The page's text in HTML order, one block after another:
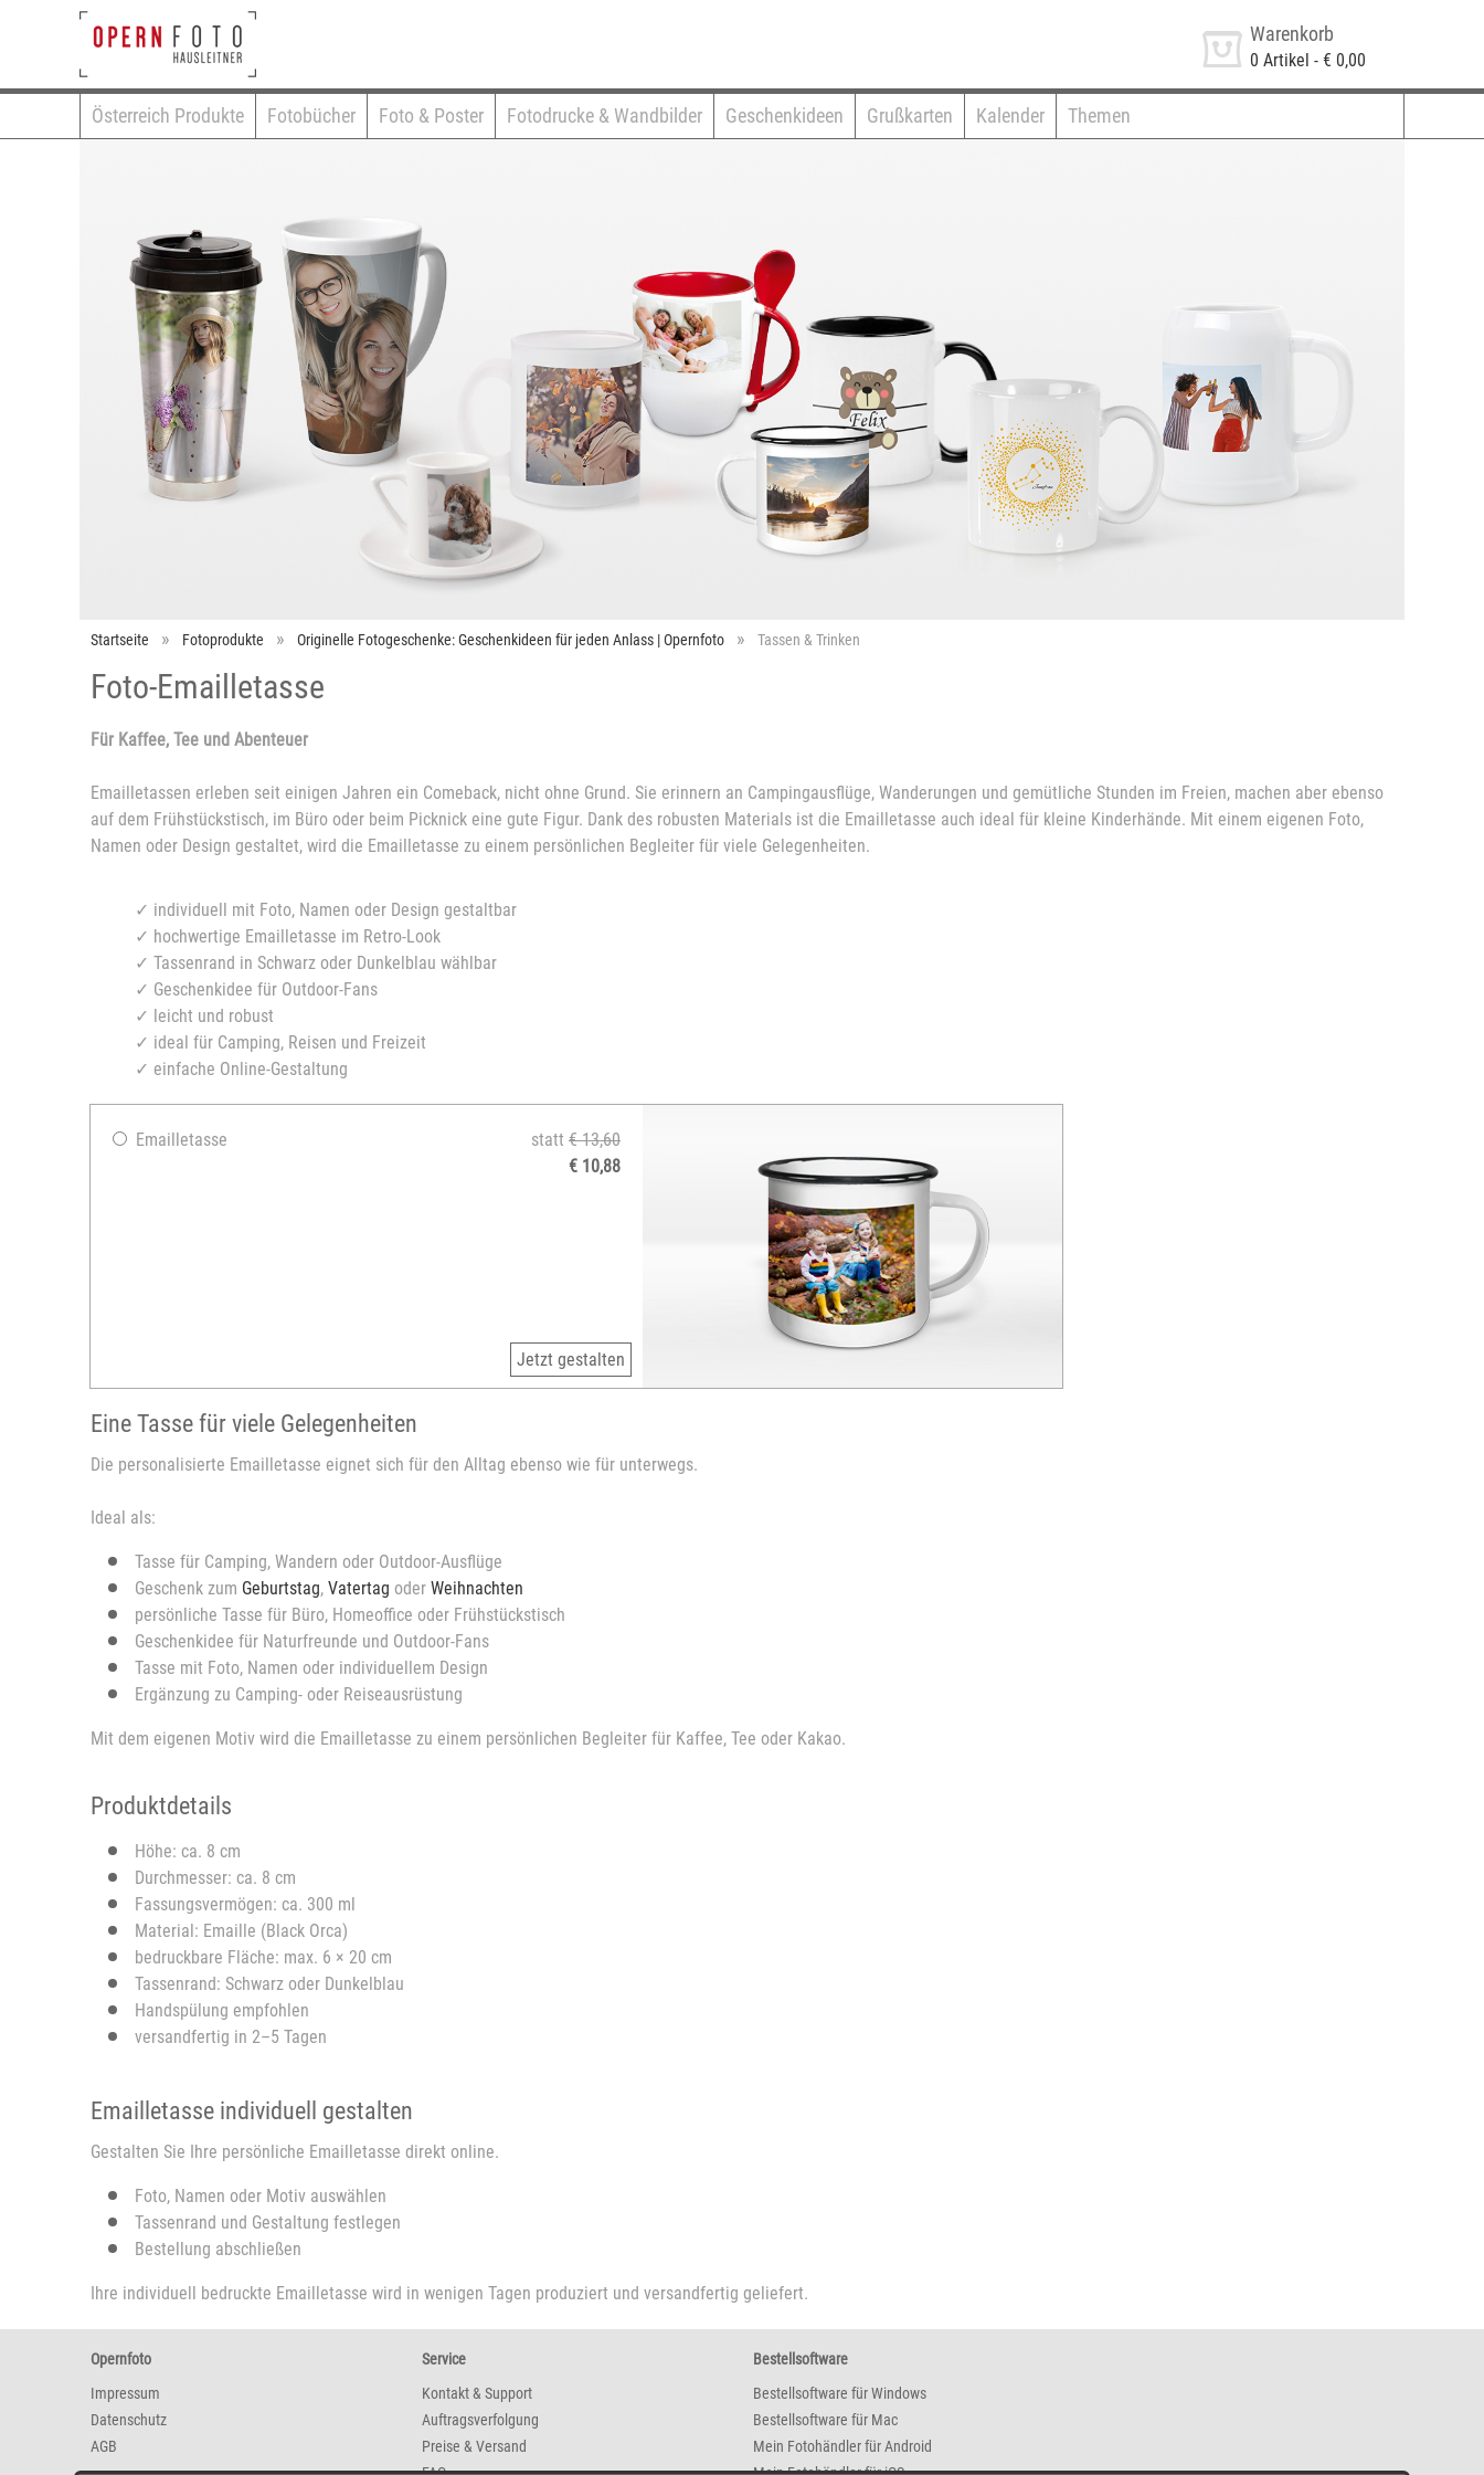
Warenkorb
0 Artikel - € 0,00
Österreich Produkte Fotobücher Foto & Poster Fotodrucke & Wandbilder Geschenkideen Grußkarten Kalender Themen
Startseite Fotoprodukte Originelle Fotogeschenke: Geschenkideen für jeden Anlass | Opernfoto Tassen & Trinken
Foto-Emailletasse
Für Kaffee, Tee und Abenteuer
Emailletassen erleben seit einigen Jahren ein Comeback, nicht ohne Grund. Sie erinnern an Campingausflüge, Wanderungen und gemütliche Stunden im Freien, machen aber ebenso
auf dem Frühstückstisch, im Büro oder beim Picknick eine gute Figur. Dank des robusten Materials ist die Emailletasse auch ideal für kleine Kinderhände. Mit einem eigenen Foto,
Namen oder Design gestaltet, wird die Emailletasse zu einem persönlichen Begleiter für viele Gelegenheiten.
✓ individuell mit Foto, Namen oder Design gestaltbar
✓ hochwertige Emailletasse im Retro-Look
✓ Tassenrand in Schwarz oder Dunkelblau wählbar
✓ Geschenkidee für Outdoor-Fans
✓ leicht und robust
✓ ideal für Camping, Reisen und Freizeit
✓ einfache Online-Gestaltung
Emailletasse statt € 13,60
€ 10,88
Jetzt gestalten
Eine Tasse für viele Gelegenheiten
Die personalisierte Emailletasse eignet sich für den Alltag ebenso wie für unterwegs.
Ideal als:
Tasse für Camping, Wandern oder Outdoor-Ausflüge
Geschenk zum Geburtstag, Vatertag oder Weihnachten
persönliche Tasse für Büro, Homeoffice oder Frühstückstisch
Geschenkidee für Naturfreunde und Outdoor-Fans
Tasse mit Foto, Namen oder individuellem Design
Ergänzung zu Camping- oder Reiseausrüstung
Mit dem eigenen Motiv wird die Emailletasse zu einem persönlichen Begleiter für Kaffee, Tee oder Kakao.
Produktdetails
Höhe: ca. 8 cm
Durchmesser: ca. 8 cm
Fassungsvermögen: ca. 300 ml
Material: Emaille (Black Orca)
bedruckbare Fläche: max. 6 × 20 cm
Tassenrand: Schwarz oder Dunkelblau
Handspülung empfohlen
versandfertig in 2–5 Tagen
Emailletasse individuell gestalten
Gestalten Sie Ihre persönliche Emailletasse direkt online.
Foto, Namen oder Motiv auswählen
Tassenrand und Gestaltung festlegen
Bestellung abschließen
Ihre individuell bedruckte Emailletasse wird in wenigen Tagen produziert und versandfertig geliefert.
Opernfoto
Impressum
Datenschutz
AGB
Service
Kontakt & Support
Auftragsverfolgung
Preise & Versand
Bestellsoftware
Bestellsoftware für Windows
Bestellsoftware für Mac
Mein Fotohändler für Android